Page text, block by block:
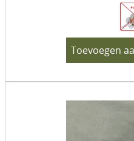
Toevoegen